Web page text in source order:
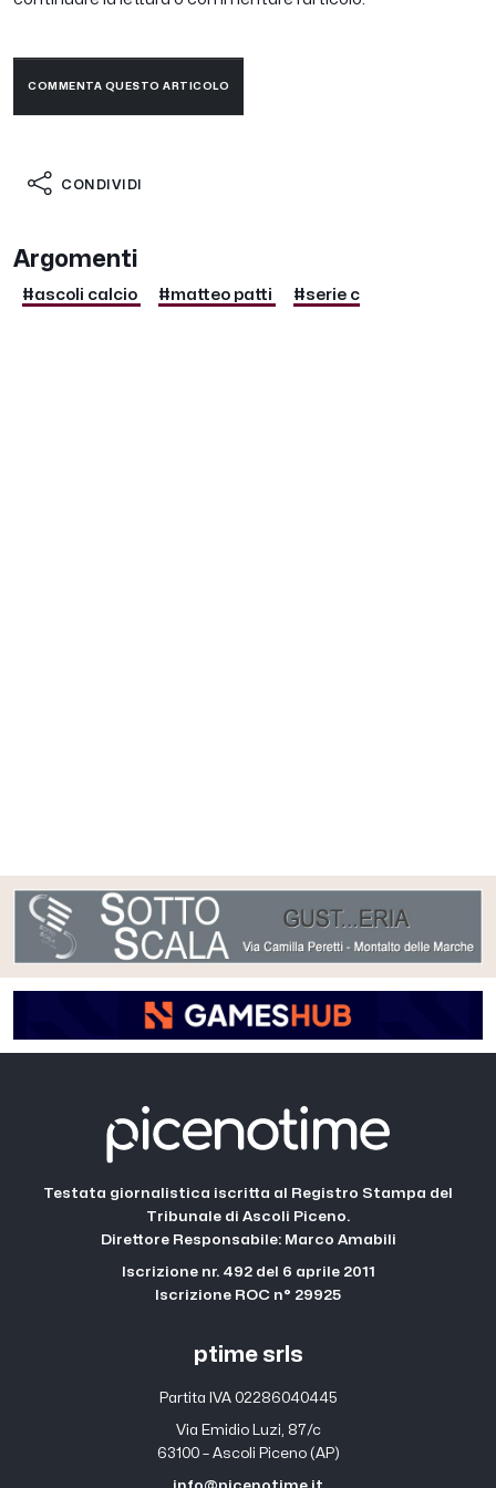
COMMENTA QUESTO ARTICOLO
CONDIVIDI
Argomenti
#ascoli calcio #matteo patti #serie c
Testata giornalistica iscritta al Registro Stampa del
Tribunale di Ascoli Piceno.
Direttore Responsabile: Marco Amabili
Iscrizione nr. 492 del 6 aprile 2011
Iscrizione ROC n° 29925
ptime srls
Partita IVA 02286040445
Via Emidio Luzi, 87/c
63100 – Ascoli Piceno (AP)
info@picenotime.it